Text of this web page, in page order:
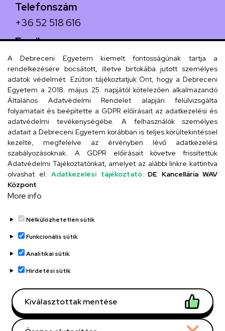
Telefonszám
+36 52 518 616
Email
iskola@kossuth-alt.unideb.hu
Cím
4024 Debrecen, Kossuth utca 33.
Szervezeti telefonkönyv
UD telefonkönyv
Adatvédelem
Adatvédelem
Régi oldal
Technikai információk
A Debreceni Egyetem kiemelt fontosságúnak tartja a
rendelkezésére bocsátott, illetve birtokába jutott személyes
adatok védelmét. Ezúton tájékoztatjuk Önt, hogy a Debreceni
Egyetem a 2018. május 25. napjától kötelezően alkalmazandó
Általános Adatvédelmi Rendelet alapján felülvizsgálta
folyamatait és beépítette a GDPR előírásait az adatkezelési és
adatvédelmi tevékenységébe. A felhasználók személyes
adatait a Debreceni Egyetem korábban is teljes körültekintéssel
kezelte, megfelelve az érvényben lévő adatkezelési
szabályozásoknak. A GDPR előírásait követve frissítettük
Adatvédelmi Tájékoztatónkat, amelyet az alábbi linkre kattintva
olvashat el: Adatkezelési tájékoztató. DE Kancellária WAV
Központ
More info
Nélkülözhetetlen sütik
Funkcionális sütik
Analitikai sütik
Hirdetési sütik
Kiválasztottak mentése